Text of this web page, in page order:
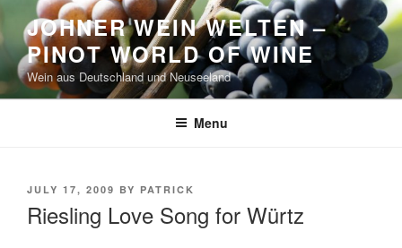
to
content
JOHNER WEIN WELTEN –
PINOT WORLD OF WINE
Wein aus Deutschland und Neuseeland
Menu
POSTED
ON
JULY 17, 2009 BY PATRICK
Riesling Love Song for Würtz